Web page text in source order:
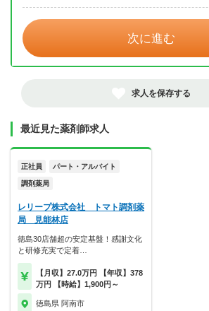
次に進む
求人を保存する
最近見た薬剤師求人
正社員 パート・アルバイト
調剤薬局
レリープ株式会社 トマト調剤薬
局 見能林店
徳島30店舗超の安定基盤！感謝文化
と研修充実で定着…
【月収】27.0万円 【年収】378
万円 【時給】1,900円～
徳島県 阿南市